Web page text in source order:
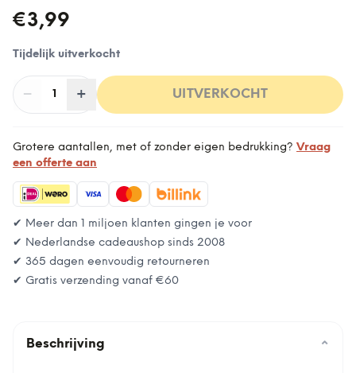
€3,99
Tijdelijk uitverkocht
− Aantal
1 + UITVERKOCHT
Grotere aantallen, met of zonder eigen bedrukking? Vraag
een offerte aan
✔ Meer dan 1 miljoen klanten gingen je voor
✔ Nederlandse cadeaushop sinds 2008
✔ 365 dagen eenvoudig retourneren
✔ Gratis verzending vanaf €60
Beschrijving ⌄